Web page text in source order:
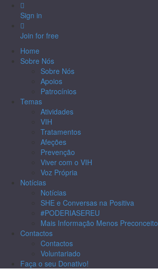
Sign in
Join for free
Home
Sobre Nós
Sobre Nós
Apoios
Patrocínios
Temas
Atividades
VIH
Tratamentos
Afeções
Prevenção
Viver com o VIH
Voz Própria
Notícias
Notícias
SHE e Conversas na Positiva
#PODERIASEREU
Mais Informação Menos Preconceito
Contactos
Contactos
Voluntariado
Faça o seu Donativo!